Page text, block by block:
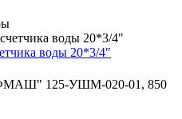
воды 20*3/4″